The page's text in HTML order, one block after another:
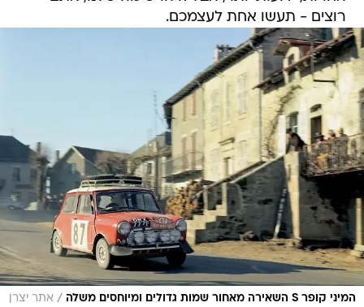
רוצים - תעשו אחת לעצמכם.
המיני קופר S השאירה מאחור שמות גדולים ומיוחסים משלה / אתר יצרן